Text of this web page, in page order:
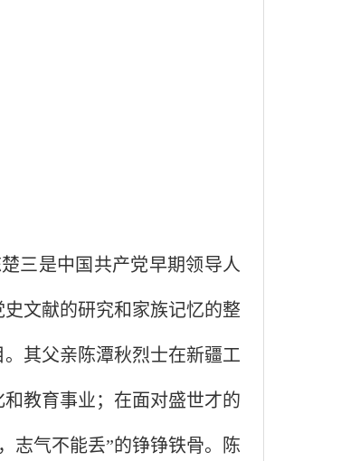
三是中国共产党早期领导人
文献的研究和家族记忆的整
其父亲陈潭秋烈士在新疆工
教育事业；在面对盛世才的
志气不能丢”的铮铮铁骨。陈